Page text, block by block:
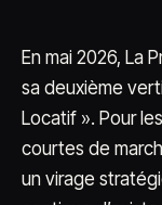
En mai 2026, La
sa deuxième
Locatif ». Pour
courtes de
un virage